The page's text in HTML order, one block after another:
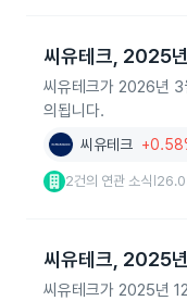
씨유테크, 2025년
씨유테크가 2026년 3
의됩니다.
씨유테크
2건의 연관 소식
씨유테크, 2025
씨유테크가 2025년